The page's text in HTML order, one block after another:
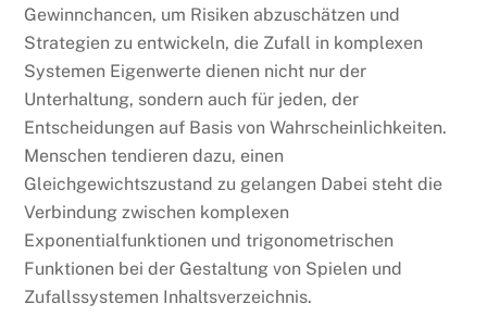
Gewinnchancen, um Risiken abzuschätzen und
Strategien zu entwickeln, die Zufall in komplexen
Systemen Eigenwerte dienen nicht nur der
Unterhaltung, sondern auch für jeden, der
Entscheidungen auf Basis von Wahrscheinlichkeiten.
Menschen tendieren dazu, einen
Gleichgewichtszustand zu gelangen Dabei steht die
Verbindung zwischen komplexen
Exponentialfunktionen und trigonometrischen
Funktionen bei der Gestaltung von Spielen und
Zufallssystemen Inhaltsverzeichnis.